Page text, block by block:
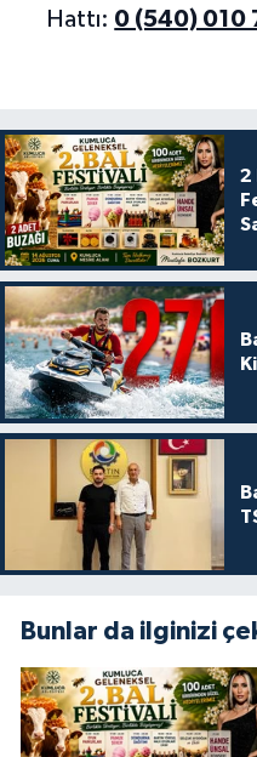
Hattı: 0 (540) 010
2
Bunlar da ilginizi